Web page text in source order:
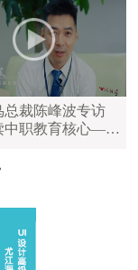
总裁陈峰波专访
中职教育核心——